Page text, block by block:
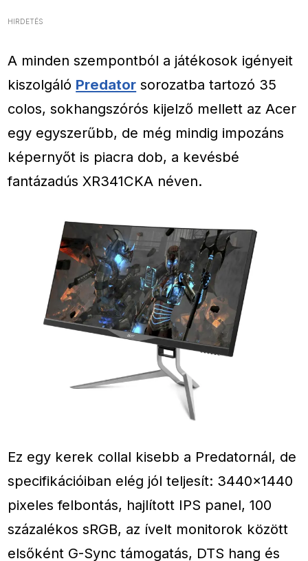
HIRDETÉS
A minden szempontból a játékosok igényeit
kiszolgáló Predator sorozatba tartozó 35
colos, sokhangszórós kijelző mellett az Acer
egy egyszerűbb, de még mindig impozáns
képernyőt is piacra dob, a kevésbé
fantázadús XR341CKA néven.
Ez egy kerek collal kisebb a Predatornál, de
specifikációiban elég jól teljesít: 3440×1440
pixeles felbontás, hajlított IPS panel, 100
százalékos sRGB, az ívelt monitorok között
elsőként G-Sync támogatás, DTS hang és